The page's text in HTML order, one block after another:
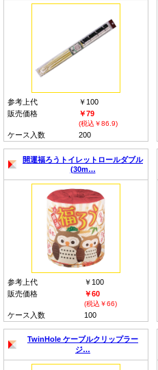
参考上代
￥100
販売価格
￥79
(税込￥86.9)
ケース入数 200
開運福ろうトイレットロールダブル
(30m…
参考上代
￥100
販売価格
￥60
(税込￥66)
ケース入数 100
TwinHole ケーブルクリップラー
ジ…